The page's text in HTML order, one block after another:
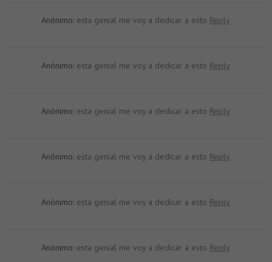
Anónimo: esta genial me voy a dedicar a esto Reply
Anónimo: esta genial me voy a dedicar a esto Reply
Anónimo: esta genial me voy a dedicar a esto Reply
Anónimo: esta genial me voy a dedicar a esto Reply
Anónimo: esta genial me voy a dedicar a esto Reply
Anónimo: esta genial me voy a dedicar a esto Reply